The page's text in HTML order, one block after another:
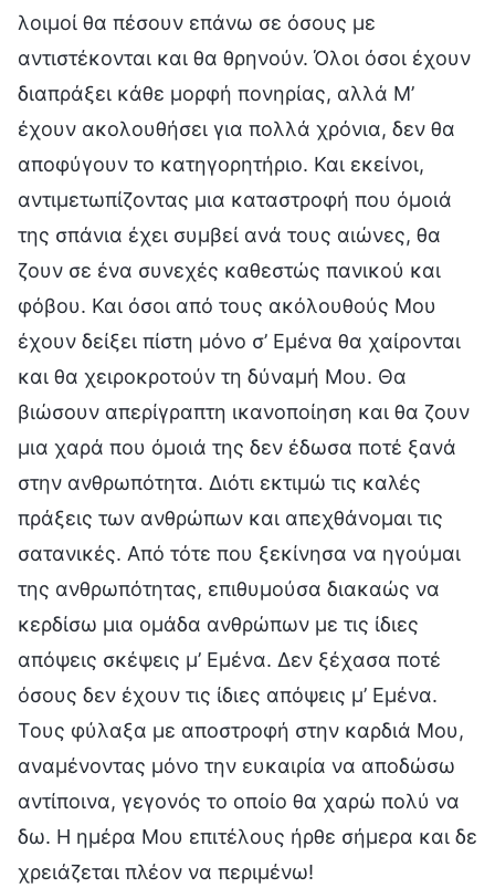
λοιμοί θα πέσουν επάνω σε όσους με
αντιστέκονται και θα θρηνούν. Όλοι όσοι έχουν
διαπράξει κάθε μορφή πονηρίας, αλλά M’
έχουν ακολουθήσει για πολλά χρόνια, δεν θα
αποφύγουν το κατηγορητήριο. Και εκείνοι,
αντιμετωπίζοντας μια καταστροφή που όμοιά
της σπάνια έχει συμβεί ανά τους αιώνες, θα
ζουν σε ένα συνεχές καθεστώς πανικού και
φόβου. Και όσοι από τους ακόλουθούς Μου
έχουν δείξει πίστη μόνο σ’ Εμένα θα χαίρονται
και θα χειροκροτούν τη δύναμή Μου. Θα
βιώσουν απερίγραπτη ικανοποίηση και θα ζουν
μια χαρά που όμοιά της δεν έδωσα ποτέ ξανά
στην ανθρωπότητα. Διότι εκτιμώ τις καλές
πράξεις των ανθρώπων και απεχθάνομαι τις
σατανικές. Από τότε που ξεκίνησα να ηγούμαι
της ανθρωπότητας, επιθυμούσα διακαώς να
κερδίσω μια ομάδα ανθρώπων με τις ίδιες
απόψεις σκέψεις μ’ Εμένα. Δεν ξέχασα ποτέ
όσους δεν έχουν τις ίδιες απόψεις μ’ Εμένα.
Τους φύλαξα με αποστροφή στην καρδιά Μου,
αναμένοντας μόνο την ευκαιρία να αποδώσω
αντίποινα, γεγονός το οποίο θα χαρώ πολύ να
δω. Η ημέρα Μου επιτέλους ήρθε σήμερα και δε
χρειάζεται πλέον να περιμένω!